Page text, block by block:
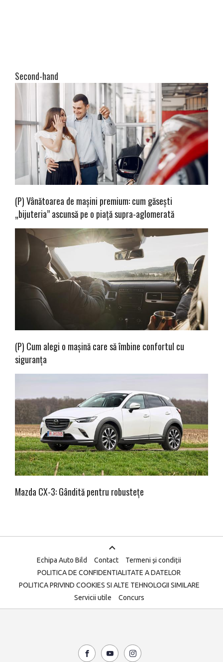
Second-hand
(P) Vânătoarea de mașini premium: cum găsești
„bijuteria” ascunsă pe o piață supra-aglomerată
(P) Cum alegi o mașină care să îmbine confortul cu
siguranța
Mazda CX-3: Gândită pentru robustețe
Echipa Auto Bild Contact
Termeni și condiții
POLITICA DE CONFIDENTIALITATE A DATELOR
POLITICA PRIVIND COOKIES SI ALTE TEHNOLOGII SIMILARE
Servicii utile
Concurs